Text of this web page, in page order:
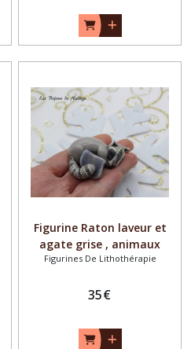
Figurine Raton laveur et
agate grise , animaux
totems
Figurines De Lithothérapie
35€